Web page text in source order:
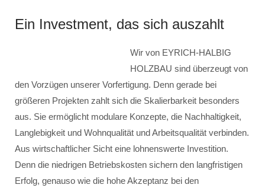
Ein Investment, das sich auszahlt
Wir von EYRICH-HALBIG
HOLZBAU sind überzeugt von
den Vorzügen unserer Vorfertigung. Denn gerade bei
größeren Projekten zahlt sich die Skalierbarkeit besonders
aus. Sie ermöglicht modulare Konzepte, die Nachhaltigkeit,
Langlebigkeit und Wohnqualität und Arbeitsqualität verbinden.
Aus wirtschaftlicher Sicht eine lohnenswerte Investition.
Denn die niedrigen Betriebskosten sichern den langfristigen
Erfolg, genauso wie die hohe Akzeptanz bei den